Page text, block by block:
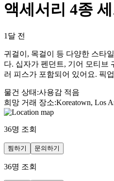
액세서리 4종
1달 전
귀걸이, 목걸이 등 다양한 스타
다. 십자가 펜던트, 기어 모티브
러 피스가 포함되어 있어요. 픽
물건 상태 :사용감 적음
희망 거래 장소:Koreatown, Los
36명 조회
찜하기 문의하기
36명 조회